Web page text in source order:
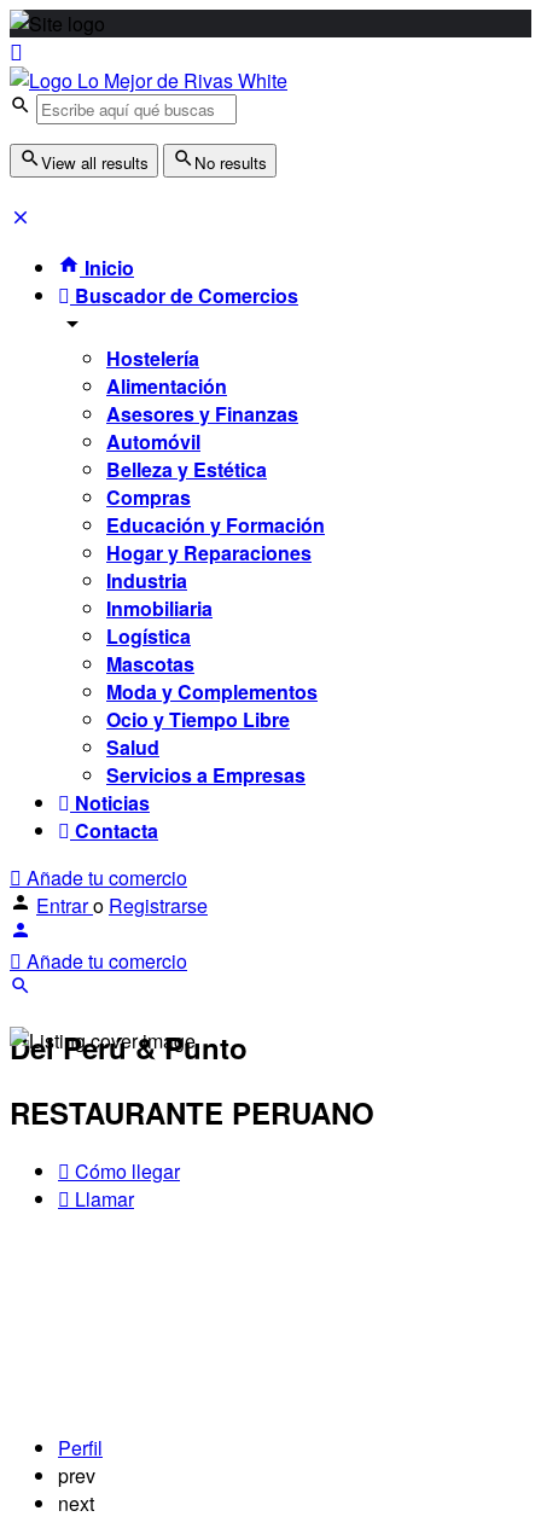
View all results No results
Inicio
Buscador de Comercios
Hostelería
Alimentación
Asesores y Finanzas
Automóvil
Belleza y Estética
Compras
Educación y Formación
Hogar y Reparaciones
Industria
Inmobiliaria
Logística
Mascotas
Moda y Complementos
Ocio y Tiempo Libre
Salud
Servicios a Empresas
Noticias
Contacta
Añade tu comercio
Entraro Registrarse
Añade tu comercio
Del Perú & Punto
RESTAURANTE PERUANO
Cómo llegar
Llamar
Perfil
prev
next